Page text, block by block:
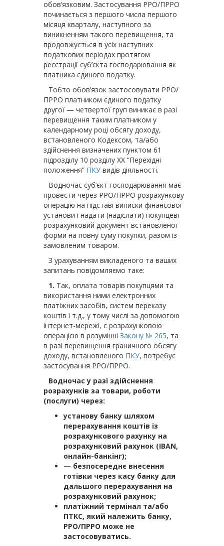
обов’язковим. Застосування РРО/ПРРО
починається з першого числа першого
місяця кварталу, наступного за
виникненням такого перевищення, та
продовжується в усіх наступних
податкових періодах протягом
реєстрації суб’єкта господарювання як
платника єдиного податку.
Тобто обов’язок застосовувати РРО/
ПРРО платником єдиного податку
другої — четвертої груп виникає в разі
перевищення таким платником у
календарному році обсягу доходу,
встановленого Кодексом, та/або
здійснення визначених пунк­том 61
підрозділу 10 розділу XX “Перехідні
положення” ПКУ видів діяльності.
Водночас суб’єкт господарювання має
провести через РРО/ПРРО розрахункову
операцію на підставі виписки фінансової
установи і надати (надіслати) покупцеві
розрахунковий документ встановленої
форми на повну суму покупки, разом із
замовленим товаром.
З урахуванням викладеного та ваших
запитань повідомляємо таке:
1. Так, оплата товарів покупцями та
використання ними електронних
платіжних засобів, систем переказу
коштів і т.д., у тому числі за допомогою
інтернет-мережі, є розрахунковою
операцією в розумінні Закону № 265, та
в разі перевищення граничного обсягу
доходу, встановленого ПКУ, потребує
застосування РРО/ПРРО.
Водночас у разі здійснення
розрахунків за товари, роботи
(послуги) через:
установу банку шляхом
перерахування коштів із
розрахункового рахунку на
розрахунковий рахунок (IBAN,
онлайн-банкінг);
— безпосереднє внесення
готівки через касу банку для
дальшого перерахування на
розрахунковий рахунок;
платіжний термінал та/або
ПТКС, який належить банку,
РРО/ПРРО може не
застосовуватись.